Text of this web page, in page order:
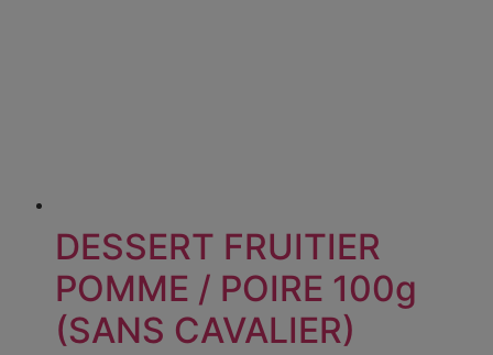
DESSERT FRUITIER
POMME / POIRE 100g
(SANS CAVALIER)